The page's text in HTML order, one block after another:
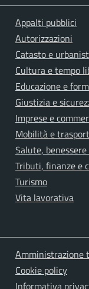
Appalti pubblici
Autorizzazioni
Catasto e
Cultura e tempo
Educazione e
Giustizia e
Imprese e
Mobilità e
Salute,
Tributi, finanze e
Turismo
Vita lavorativa
Amministrazione
Cookie policy
Informativa